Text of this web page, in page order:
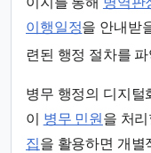
이행일정을 안내받
련된 행정 절차를
병무 행정의 디지털
이 병무 민원 을 처
집을 활용하면 개별